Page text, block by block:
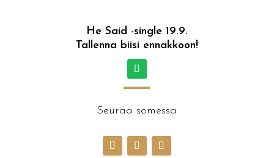
He Said -single 19.9.
Tallenna biisi ennakkoon!
Seuraa somessa